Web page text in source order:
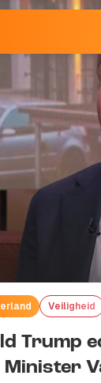
Veiligheid
Trump
Minister